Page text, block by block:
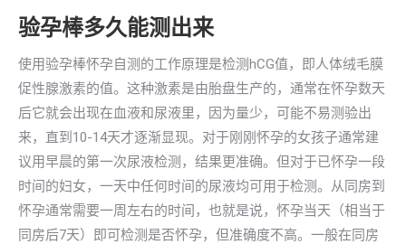
验孕棒多久能测出来
使用验孕棒怀孕自测的工作原理是检测hCG值，即人体绒毛膜
促性腺激素的值。这种激素是由胎盘生产的，通常在怀孕数天
后它就会出现在血液和尿液里，因为量少，可能不易测验出
来，直到10-14天才逐渐显现。对于刚刚怀孕的女孩子通常建
议用早晨的第一次尿液检测，结果更准确。但对于已怀孕一段
时间的妇女，一天中任何时间的尿液均可用于检测。从同房到
怀孕通常需要一周左右的时间，也就是说，怀孕当天（相当于
同房后7天）即可检测是否怀孕，但准确度不高。一般在同房